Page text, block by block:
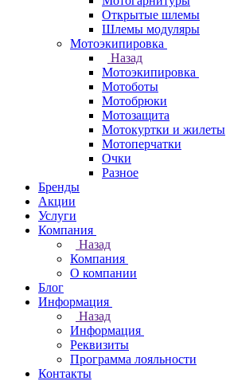
Открытые шлемы
Шлемы модуляры
Мотоэкипировка
Назад
Мотоэкипировка
Мотоботы
Мотобрюки
Мотозащита
Мотокуртки и жилеты
Мотоперчатки
Очки
Разное
Бренды
Акции
Услуги
Компания
Назад
Компания
О компании
Блог
Информация
Назад
Информация
Реквизиты
Программа лояльности
Контакты